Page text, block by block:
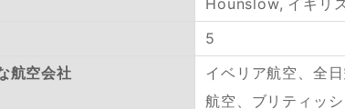
Hounslow, イギリ
5
航空会社
イベリア航空、全
航空、ブリティッ